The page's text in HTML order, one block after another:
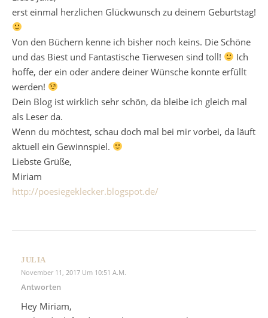
erst einmal herzlichen Glückwunsch zu deinem Geburtstag!
Von den Büchern kenne ich bisher noch keins. Die Schöne
und das Biest und Fantastische Tierwesen sind toll!
Ich
hoffe, der ein oder andere deiner Wünsche konnte erfüllt
werden!
Dein Blog ist wirklich sehr schön, da bleibe ich gleich mal
als Leser da.
Wenn du möchtest, schau doch mal bei mir vorbei, da läuft
aktuell ein Gewinnspiel.
Liebste Grüße,
Miriam
http://poesiegeklecker.blogspot.de/
JULIA
November 11, 2017 Um 10:51 A.m.
Antworten
Hey Miriam,